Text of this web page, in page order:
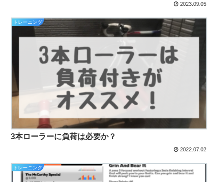
2023.09.05
トレーニング
3本ローラーに負荷は必要か？
2022.07.02
トレーニング